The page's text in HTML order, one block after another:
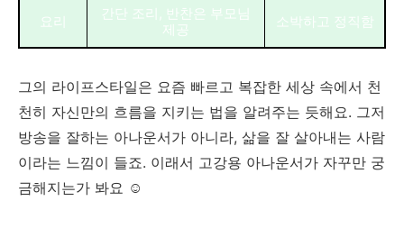
요리
간단 조리, 반찬은 부모님
제공
소박하고 정직함
그의 라이프스타일은 요즘 빠르고 복잡한 세상 속에서 천
천히 자신만의 흐름을 지키는 법을 알려주는 듯해요. 그저
방송을 잘하는 아나운서가 아니라, 삶을 잘 살아내는 사람
이라는 느낌이 들죠. 이래서 고강용 아나운서가 자꾸만 궁
금해지는가 봐요 ☺️